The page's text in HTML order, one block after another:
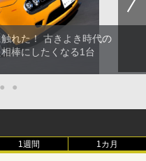
れた！ 古きよき時代の
棒にしたくなる1台
● ●
1週間 1カ月